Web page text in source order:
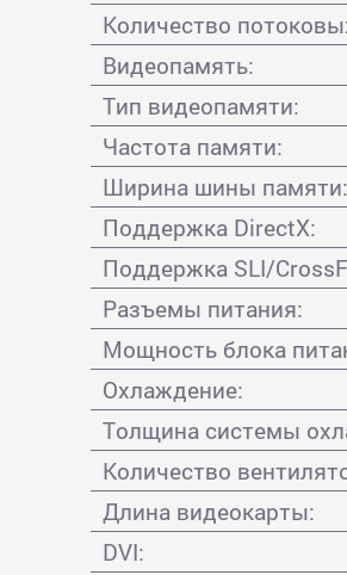
Количество
Видеопамять:
Тип видеопамяти:
Частота памяти:
Ширина шины памяти:
Поддержка DirectX:
Поддержка SLI/
Разъемы питания:
Мощность блока
Охлаждение:
Толщина системы
Количество
Длина видеокарты:
DVI: